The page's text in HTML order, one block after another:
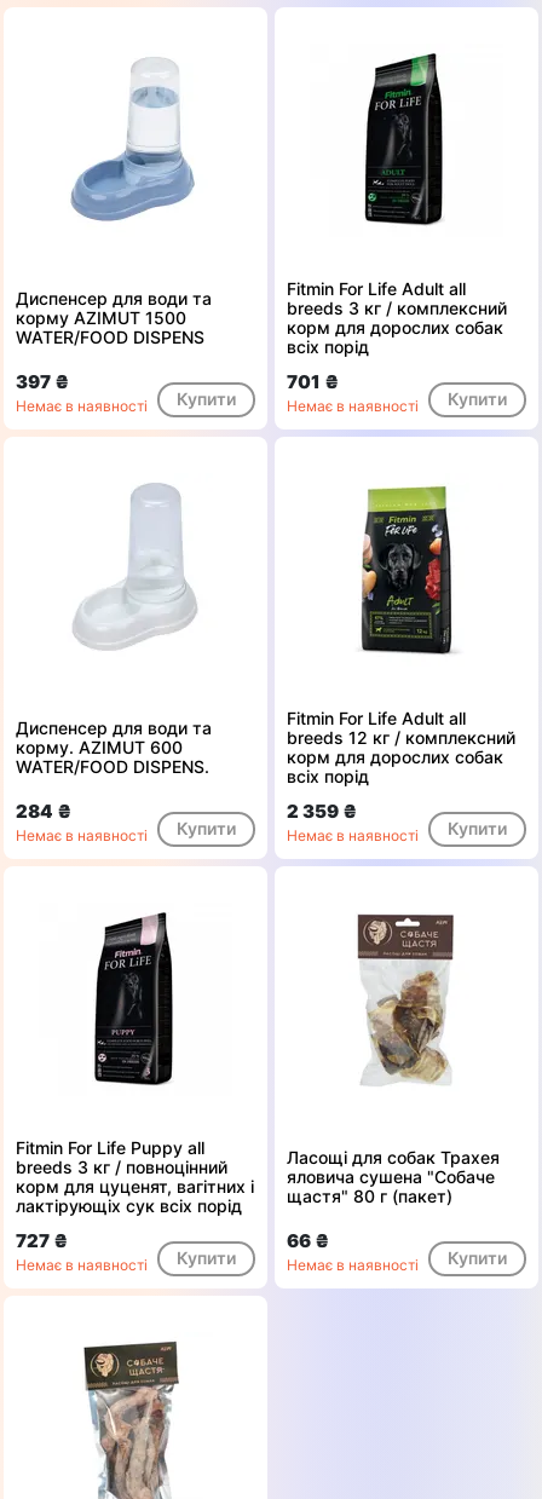
Диспенсер для води та
корму AZIMUT 1500
WATER/FOOD DISPENS
397 ₴
Немає в наявності Купити
Fitmin For Life Adult all
breeds 3 кг / комплексний
корм для дорослих собак
всіх порід
701 ₴
Немає в наявності Купити
Диспенсер для води та
корму. AZIMUT 600
WATER/FOOD DISPENS.
284 ₴
Немає в наявності Купити
Fitmin For Life Adult all
breeds 12 кг / комплексний
корм для дорослих собак
всіх порід
2 359 ₴
Немає в наявності Купити
Fitmin For Life Puppy all
breeds 3 кг / повноцінний
корм для цуценят, вагітних і
лактірующіх сук всіх порід
727 ₴
Немає в наявності Купити
Ласощі для собак Трахея
яловича сушена "Собаче
щастя" 80 г (пакет)
66 ₴
Немає в наявності Купити